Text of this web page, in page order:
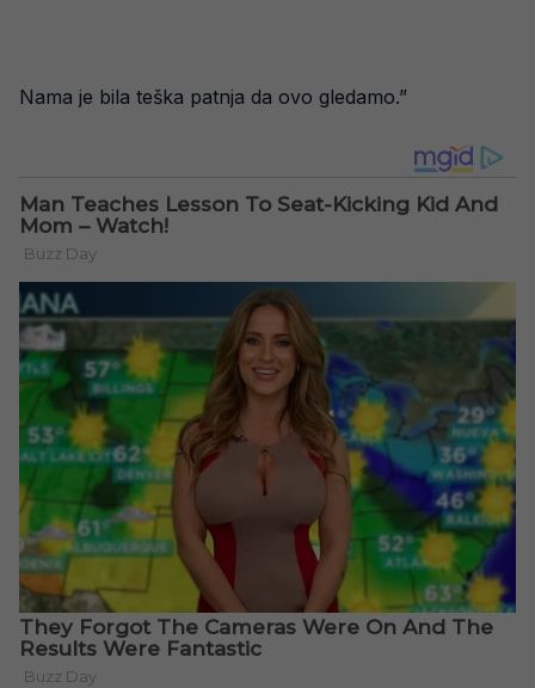
Nama je bila teška patnja da ovo gledamo.”